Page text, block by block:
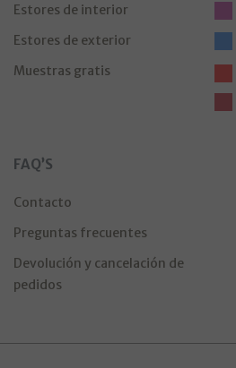
Estores de interior
Estores de exterior
Muestras gratis
FAQ’S
Contacto
Preguntas frecuentes
Devolución y cancelación de
pedidos